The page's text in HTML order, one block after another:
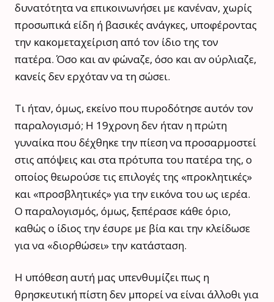
δυνατότητα να επικοινωνήσει με κανέναν, χωρίς
προσωπικά είδη ή βασικές ανάγκες, υποφέροντας
την κακομεταχείριση από τον ίδιο της τον
πατέρα. Όσο και αν φώναζε, όσο και αν ούρλιαζε,
κανείς δεν ερχόταν να τη σώσει.
Τι ήταν, όμως, εκείνο που πυροδότησε αυτόν τον
παραλογισμό; Η 19χρονη δεν ήταν η πρώτη
γυναίκα που δέχθηκε την πίεση να προσαρμοστεί
στις απόψεις και στα πρότυπα του πατέρα της, ο
οποίος θεωρούσε τις επιλογές της «προκλητικές»
και «προσβλητικές» για την εικόνα του ως ιερέα.
Ο παραλογισμός, όμως, ξεπέρασε κάθε όριο,
καθώς ο ίδιος την έσυρε με βία και την κλείδωσε
για να «διορθώσει» την κατάσταση.
Η υπόθεση αυτή μας υπενθυμίζει πως η
θρησκευτική πίστη δεν μπορεί να είναι άλλοθι για